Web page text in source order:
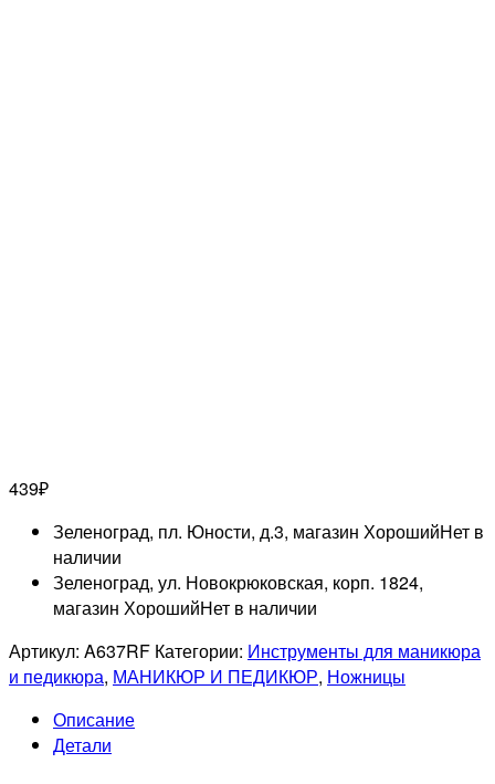
439₽
Зеленоград, пл. Юности, д.3, магазин ХорошийНет в
наличии
Зеленоград, ул. Новокрюковская, корп. 1824,
магазин ХорошийНет в наличии
Артикул: A637RF Категории: Инструменты для маникюра
и педикюра, МАНИКЮР И ПЕДИКЮР, Ножницы
Описание
Детали